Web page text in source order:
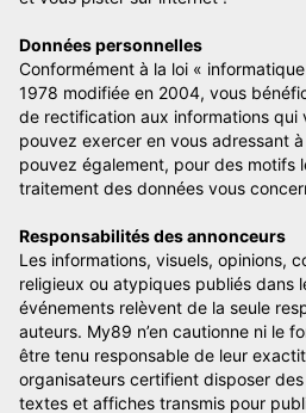
Données personnelles
Conformément à la loi «
1978 modifiée en 2004, vous
de rectification aux informations qui
pouvez exercer en vous adressant à
pouvez également, pour des motifs
traitement des données vous
Responsabilités des annonceurs
Les informations, visuels, opinions,
religieux ou atypiques publiés dans
événements relèvent de la seule
auteurs. My89 n’en cautionne ni le
être tenu responsable de leur
organisateurs certifient disposer
textes et affiches transmis pour